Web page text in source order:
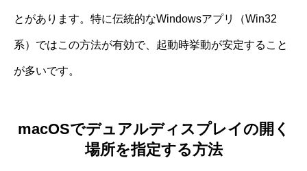
とがあります。特に伝統的なWindowsアプリ（Win32
系）ではこの方法が有効で、起動時挙動が安定すること
が多いです。
macOSでデュアルディスプレイの開く
場所を指定する方法